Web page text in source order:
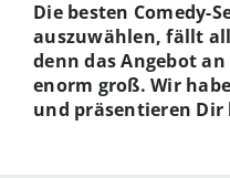
Die besten Comedy-
auszuwählen, fällt
denn das Angebot
enorm groß. Wir
und präsentieren Dir